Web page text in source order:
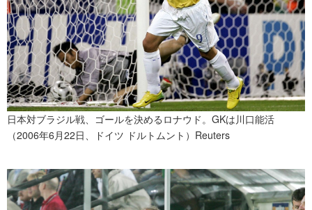
日本対ブラジル戦、ゴールを決めるロナウド。GKは川口能活
（2006年6月22日、ドイツ ドルトムント）Reuters